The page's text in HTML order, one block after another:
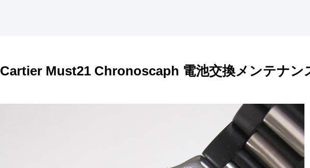
Cartier Must21 Chronoscaph 電池交換メンテナン